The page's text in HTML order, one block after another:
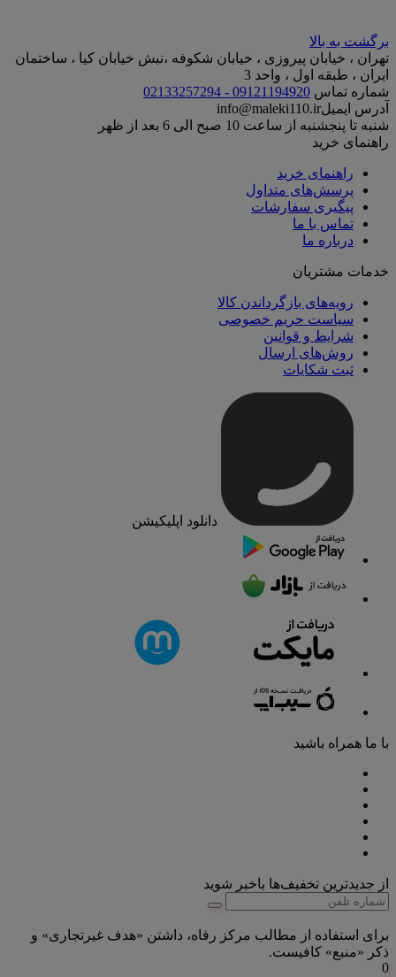
برگشت به بالا
تهران ، خیابان پیروزی ، خیابان شکوفه ،نبش خیابان کیا ، ساختمان
ایران ، طبقه اول ، واحد 3
شماره تماس 09121194920 - 02133257294
آدرس ایمیلinfo@maleki110.ir
شنبه تا پنجشنبه از ساعت 10 صبح الی 6 بعد از ظهر
راهنمای خرید
راهنمای خرید
پرسش‌های متداول
پیگیری سفارشات
تماس با ما
درباره ما
خدمات مشتریان
رویه‌های بازگرداندن کالا
سیاست حریم خصوصی
شرایط و قوانین
روش‌های ارسال
ثبت شکایات
دانلود اپلیکیشن
با ما همراه باشید
از جدیدترین تخفیف‌ها باخبر شوید
برای استفاده از مطالب مرکز رفاه، داشتن «هدف غیرتجاری» و
ذکر «منبع» کافیست.
0